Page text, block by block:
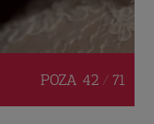
POZA 42 / 71